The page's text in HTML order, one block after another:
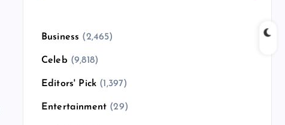
Business (2,465)
Celeb (9,818)
Editors' Pick (1,397)
Entertainment (29)